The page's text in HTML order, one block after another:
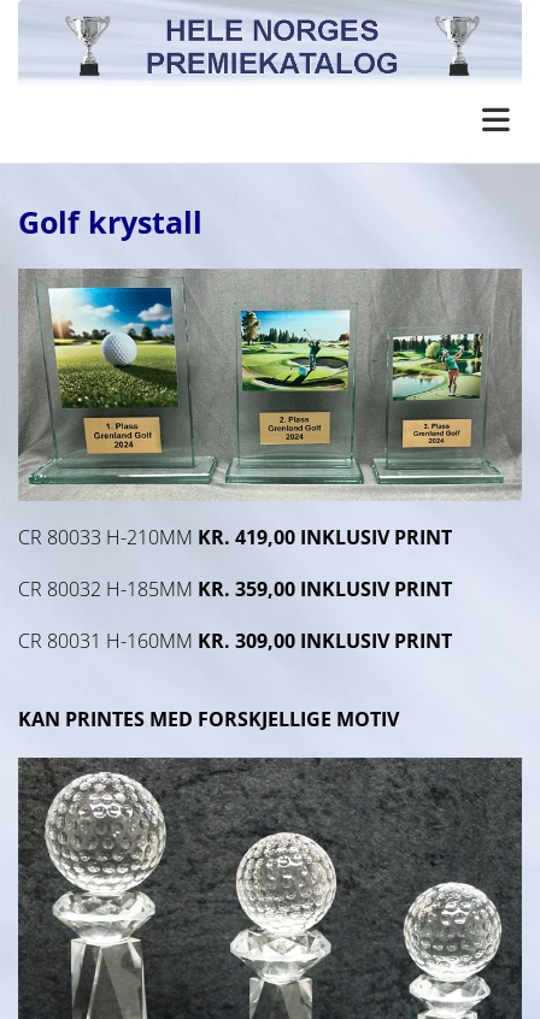
Golf krystall
CR 80033 H-210MM KR. 419,00 INKLUSIV PRINT
CR 80032 H-185MM KR. 359,00 INKLUSIV PRINT
CR 80031 H-160MM KR. 309,00 INKLUSIV PRINT
KAN PRINTES MED FORSKJELLIGE MOTIV